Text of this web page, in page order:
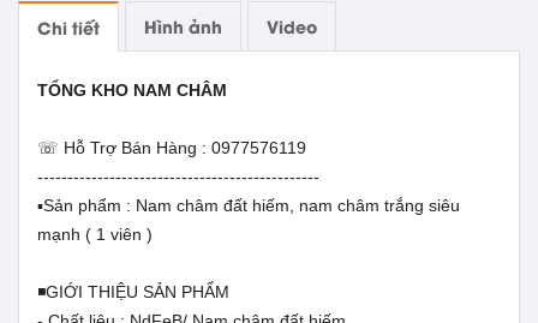
Chi tiết Hình ảnh Video
TỔNG KHO NAM CHÂM
☏ Hỗ Trợ Bán Hàng : 0977576119
-----------------------------------------------
▪️Sản phẩm : Nam châm đất hiếm, nam châm trắng siêu
mạnh ( 1 viên )
◾GIỚI THIỆU SẢN PHẨM